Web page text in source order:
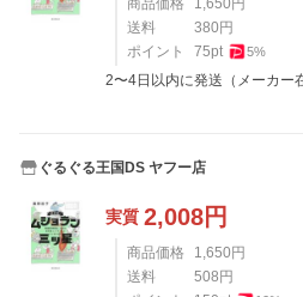
送料
380円
ポイント
75pt 5%
2〜4日以内に発送（メーカー
ぐるぐる王国DS ヤフー店
実質 2,008円
商品価格 1,650円
送料
508円